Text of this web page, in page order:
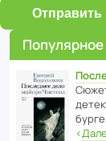
Отправить
Популярное
‹